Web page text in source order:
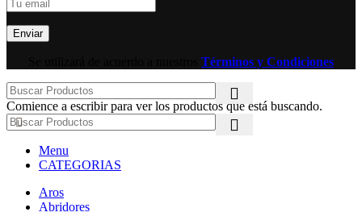
Términos y Condiciones
Comience a escribir para ver los productos que está buscando.
Menu
CATEGORIAS
Aros
Abridores